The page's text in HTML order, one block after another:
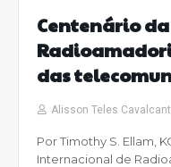
Centenário da
das
Alisson Teles
Por Timothy S. Ellam,
Internacional de